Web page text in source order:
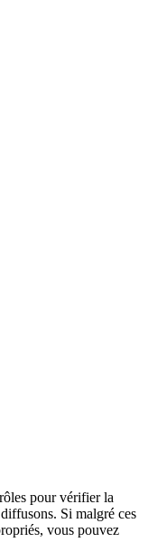
pour vérifier la
Si malgré ces
vous pouvez